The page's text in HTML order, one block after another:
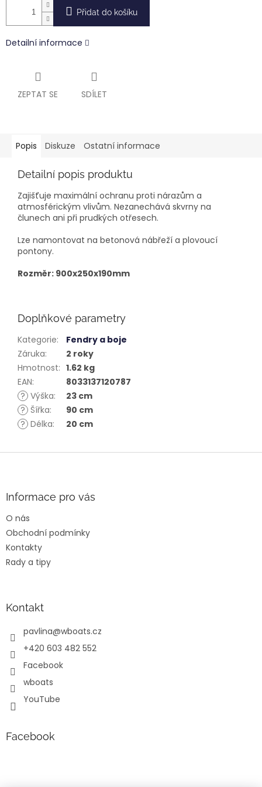
Přidat do košíku
Detailní informace
ZEPTAT SE SDÍLET
Popis Diskuze Ostatní informace
Detailní popis produktu
Zajišťuje maximální ochranu proti nárazům a
atmosférickým vlivům. Nezanechává skvrny na
člunech ani při prudkých otřesech.
Lze namontovat na betonová nábřeží a plovoucí
pontony.
Rozměr: 900x250x190mm
Doplňkové parametry
Kategorie:
Fendry a boje
Záruka:
2 roky
Hmotnost: 1.62 kg
EAN:
8033137120787
? Výška:
23 cm
? Šířka:
90 cm
? Délka: 20 cm
Informace pro vás
O nás
Obchodní podmínky
Kontakty
Rady a tipy
Kontakt
pavlina@wboats.cz
+420 603 482 552
Facebook
wboats
YouTube
Facebook